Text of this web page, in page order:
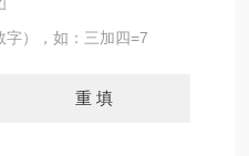
字），如：三加四=7